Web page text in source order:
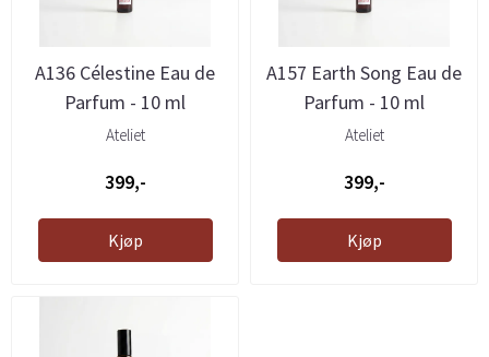
A136 Célestine Eau de
Parfum - 10 ml
Ateliet
399,-
Kjøp
A157 Earth Song Eau de
Parfum - 10 ml
Ateliet
399,-
Kjøp